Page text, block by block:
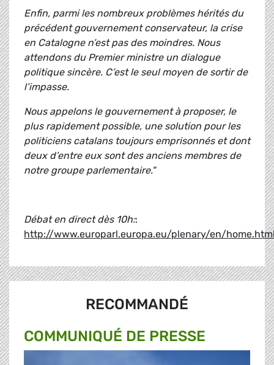
Enfin, parmi les nombreux problèmes hérités du
précédent gouvernement conservateur, la crise
en Catalogne n’est pas des moindres. Nous
attendons du Premier ministre un dialogue
politique sincère. C’est le seul moyen de sortir de
l’impasse.
Nous appelons le gouvernement à proposer, le
plus rapidement possible, une solution pour les
politiciens catalans toujours emprisonnés et dont
deux d’entre eux sont des anciens membres de
notre groupe parlementaire."
Débat en direct dès 10h::
http://www.europarl.europa.eu/plenary/en/
RECOMMANDÉ
COMMUNIQUÉ DE PRESSE